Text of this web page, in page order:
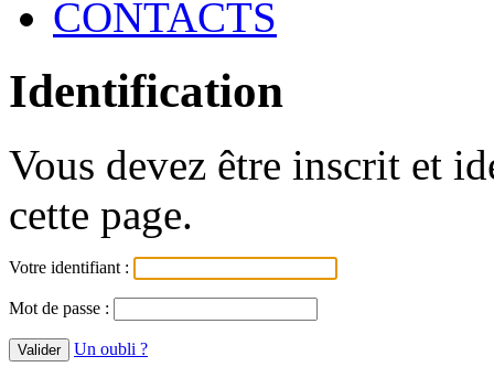
CONTACTS
Identification
Vous devez être inscrit et
cette page.
Votre identifiant :
Mot de passe :
Un oubli ?